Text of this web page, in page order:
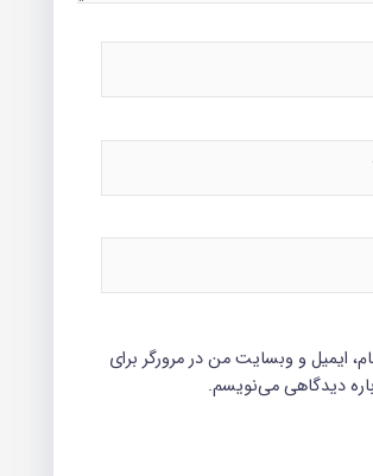
ایمیل و وبسایت من در مرورگر برای
دیدگاهی می‌نویسم.